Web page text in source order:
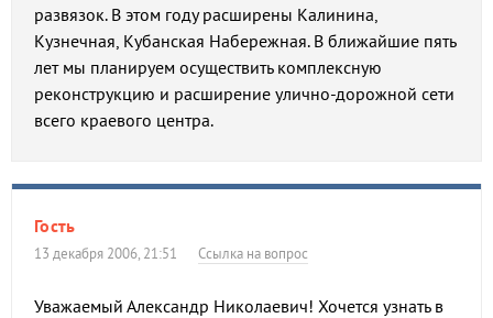
развязок. В этом году расширены Калинина,
Кузнечная, Кубанская Набережная. В ближайшие пять
лет мы планируем осуществить комплексную
реконструкцию и расширение улично-дорожной сети
всего краевого центра.
Гость
13 декабря 2006, 21:51 Ссылка на вопрос
Уважаемый Александр Николаевич! Хочется узнать в